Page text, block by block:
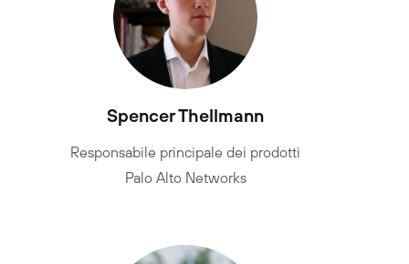
Spencer Thellmann
Responsabile principale dei prodotti
Palo Alto Networks